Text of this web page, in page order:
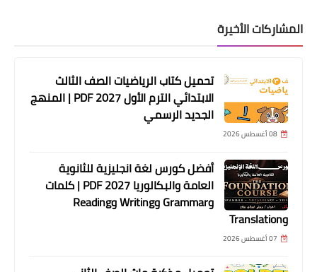
المشاركات الأخيرة
تحميل كتاب الرياضيات الصف الثالث
الابتدائي الترم الأول 2027 PDF | المنهج
الجديد الرسمي
08 أغسطس 2026
أفضل كورس لغة انجليزية للثانوية
العامة والبكالوريا 2027 PDF | كلمات
وGrammar وWriting وReading
وTranslation
07 أغسطس 2026